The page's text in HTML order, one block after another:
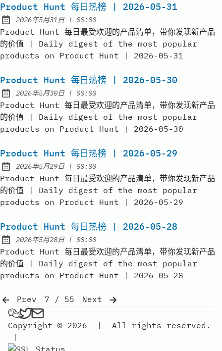
Product Hunt 每日热榜 | 2026-05-31
Published:
2026年5月31日| at
00:00
Product Hunt 每日最受欢迎的产品清单，带你发现新产品
的价值 | Daily digest of the most popular
products on Product Hunt | 2026-05-31
Product Hunt 每日热榜 | 2026-05-30
Published:
2026年5月30日| at
00:00
Product Hunt 每日最受欢迎的产品清单，带你发现新产品
的价值 | Daily digest of the most popular
products on Product Hunt | 2026-05-30
Product Hunt 每日热榜 | 2026-05-29
Published:
2026年5月29日| at
00:00
Product Hunt 每日最受欢迎的产品清单，带你发现新产品
的价值 | Daily digest of the most popular
products on Product Hunt | 2026-05-29
Product Hunt 每日热榜 | 2026-05-28
Published:
2026年5月28日| at
00:00
Product Hunt 每日最受欢迎的产品清单，带你发现新产品
的价值 | Daily digest of the most popular
products on Product Hunt | 2026-05-28
Prev 7 / 55
Next
弗雷FREE on Wechat
弗雷FREE on Twitter
Send an email to 弗雷free
Copyright © 2026
|
All rights reserved.
|